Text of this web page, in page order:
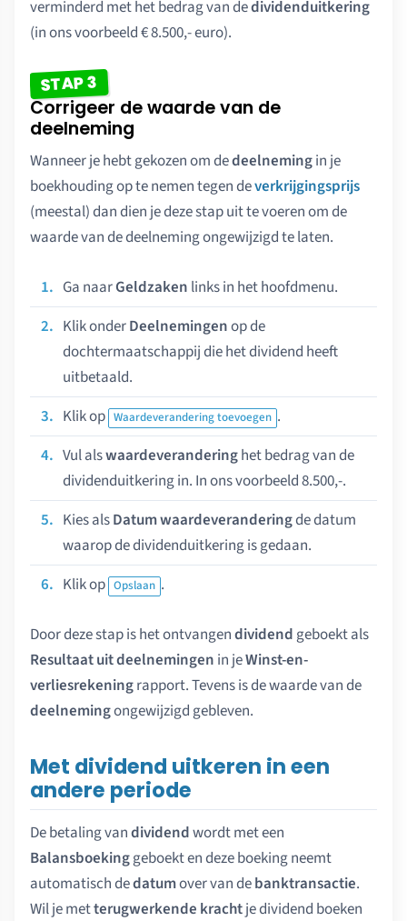
verminderd met het bedrag van dedividenduitkering
(in ons voorbeeld € 8.500,- euro).
STAP 3
Corrigeer de waarde van de
deelneming
Wanneer je hebt gekozen om dedeelnemingin je
boekhouding op te nemen tegen deverkrijgingsprijs
(meestal) dan dien je deze stap uit te voeren om de
waarde van de deelneming ongewijzigd te laten.
Ga naarGeldzaken links in het hoofdmenu.
Klik onderDeelnemingenop de
dochtermaatschappij die het dividend heeft
uitbetaald.
Klik op Waardeverandering toevoegen .
Vul alswaardeveranderinghet bedrag van de
dividenduitkering in. In ons voorbeeld 8.500,-.
Kies alsDatum waardeveranderingde datum
waarop de dividenduitkering is gedaan.
Klik op Opslaan .
Door deze stap is het ontvangendividendgeboekt als
Resultaat uit deelnemingen in jeWinst-en-
verliesrekeningrapport. Tevens is de waarde van de
deelnemingongewijzigd gebleven.
Met dividend uitkeren in een
andere periode
De betaling vandividendwordt met een
Balansboekinggeboekt en deze boeking neemt
automatisch dedatumover van debanktransactie.
Wil je metterugwerkende krachtje dividend boeken